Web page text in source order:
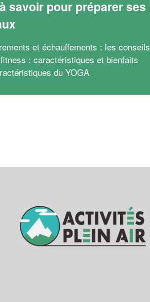
savoir pour préparer ses
et échauffements : les conseils
: caractéristiques et bienfaits
du YOGA